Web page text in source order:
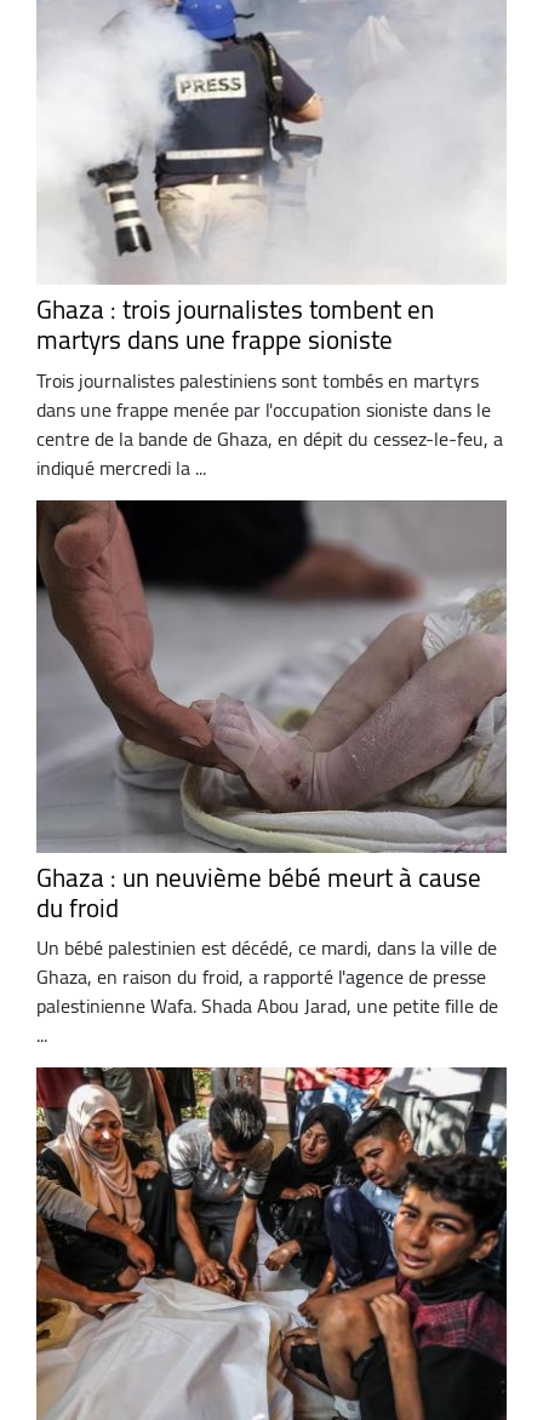
Ghaza : trois journalistes tombent en
martyrs dans une frappe sioniste
Trois journalistes palestiniens sont tombés en martyrs
dans une frappe menée par l'occupation sioniste dans le
centre de la bande de Ghaza, en dépit du cessez-le-feu, a
indiqué mercredi la ...
Ghaza : un neuvième bébé meurt à cause
du froid
Un bébé palestinien est décédé, ce mardi, dans la ville de
Ghaza, en raison du froid, a rapporté l'agence de presse
palestinienne Wafa. Shada Abou Jarad, une petite fille de
...